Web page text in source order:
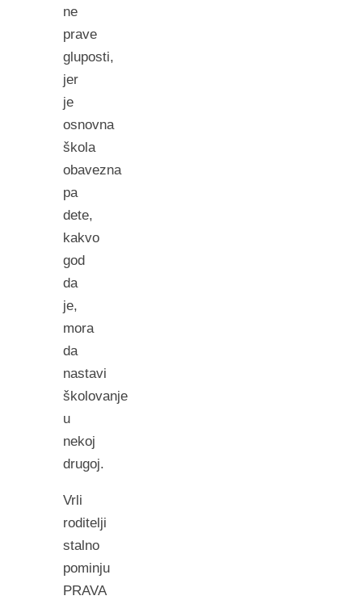
ne
prave
gluposti,
jer
je
osnovna
škola
obavezna
pa
dete,
kakvo
god
da
je,
mora
da
nastavi
školovanje
u
nekoj
drugoj.
Vrli
roditelji
stalno
pominju
PRAVA